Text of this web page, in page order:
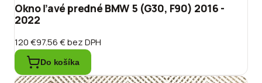
Okno ľavé predné BMW 5 (G30, F90) 2016 -
2022
120 €97.56 €bez DPH
Do košíka